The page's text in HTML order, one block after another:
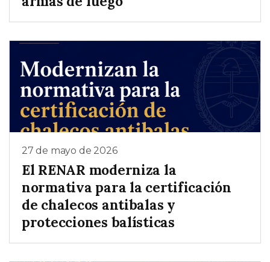
27 de mayo de 2026
El RENAR moderniza la
normativa para la certificación
de chalecos antibalas y
protecciones balísticas